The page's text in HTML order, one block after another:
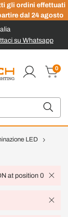
gli ordini effettuati
dal 24 agosto
su Whatsapp
0
LED
at position 0